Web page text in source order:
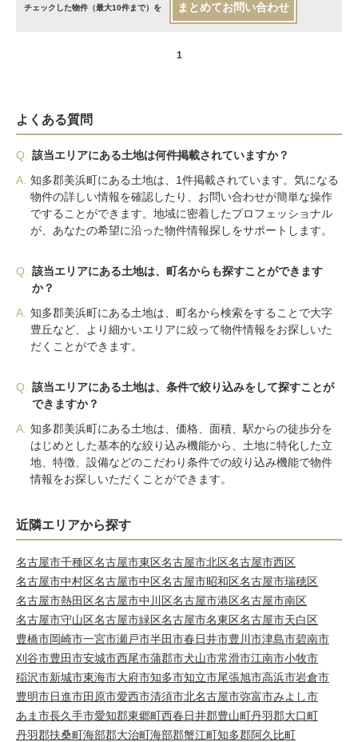
チェックした物件（最大10件まで）を まとめてお問い合わせ
1
よくある質問
Q.
該当エリアにある土地は何件掲載されていますか？
A. 知多郡美浜町にある土地は、1件掲載されています。気になる
物件の詳しい情報を確認したり、お問い合わせが簡単な操作
ですることができます。地域に密着したプロフェッショナル
が、あなたの希望に沿った物件情報探しをサポートします。
Q.
該当エリアにある土地は、町名からも探すことができます
か？
A. 知多郡美浜町にある土地は、町名から検索をすることで大字
豊丘など、より細かいエリアに絞って物件情報をお探しいた
だくことができます。
Q.
該当エリアにある土地は、条件で絞り込みをして探すことが
できますか？
A. 知多郡美浜町にある土地は、価格、面積、駅からの徒歩分を
はじめとした基本的な絞り込み機能から、土地に特化した立
地、特徴、設備などのこだわり条件での絞り込み機能で物件
情報をお探しいただくことができます。
近隣エリアから探す
名古屋市千種区名古屋市東区名古屋市北区名古屋市西区
名古屋市中村区名古屋市中区名古屋市昭和区名古屋市瑞穂区
名古屋市熱田区名古屋市中川区名古屋市港区名古屋市南区
名古屋市守山区名古屋市緑区名古屋市名東区名古屋市天白区
豊橋市岡崎市一宮市瀬戸市半田市春日井市豊川市津島市碧南市
刈谷市豊田市安城市西尾市蒲郡市犬山市常滑市江南市小牧市
稲沢市新城市東海市大府市知多市知立市尾張旭市高浜市岩倉市
豊明市日進市田原市愛西市清須市北名古屋市弥富市みよし市
あま市長久手市愛知郡東郷町西春日井郡豊山町丹羽郡大口町
丹羽郡扶桑町海部郡大治町海部郡蟹江町知多郡阿久比町